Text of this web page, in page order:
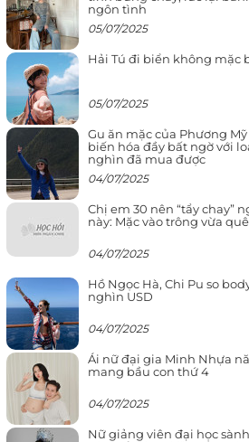
ngôn tình
05/07/2025
Hải Tú đi biển không mặc
05/07/2025
Gu ăn mặc của Phương
biến hóa đầy bất ngờ với
nghìn đã mua được
04/07/2025
Chị em 30 nên “tẩy chay”
này: Mặc vào trông vừa
04/07/2025
Hồ Ngọc Hà, Chi Pu so
nghìn USD
04/07/2025
Ái nữ đại gia Minh Nhựa
mang bầu con thứ 4
04/07/2025
Nữ giảng viên đại học